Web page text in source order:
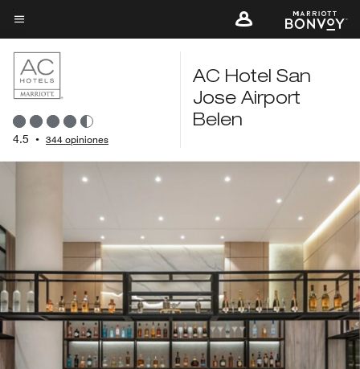
Skip
to
main
content
Texto del menú
4.5 • 344 opiniones
AC Hotel San
Jose Airport
Belen